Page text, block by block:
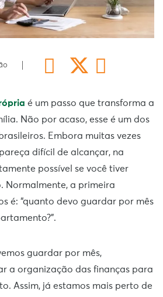
é um passo que transforma a
Não por acaso, esse é um dos
Embora muitas vezes
difícil de alcançar, na
possível se você tiver
Normalmente, a primeira
é: “quanto devo guardar por mês
guardar por mês,
a organização das finanças para
Assim, já estamos mais perto de